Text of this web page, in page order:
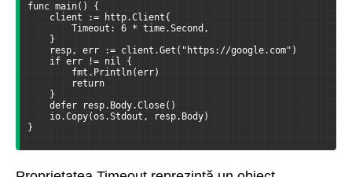
func main() {
client := http.Client{
Timeout: 6 * time.Second,
}
resp, err := client.Get("https://google.com")
if err != nil {
fmt.Println(err)
return
}
defer resp.Body.Close()
io.Copy(os.Stdout, resp.Body)
}